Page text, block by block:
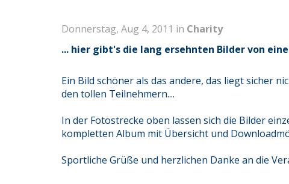
Donnerstag, Aug 4, 2011 in Charity
... hier gibt's die lang ersehnten Bilder von
Ein Bild schöner als das andere, das liegt sicher
den tollen Teilnehmern....
In der Fotostrecke oben lassen sich die Bilder
kompletten Album mit Übersicht und
Sportliche Grüße und herzlichen Danke an die